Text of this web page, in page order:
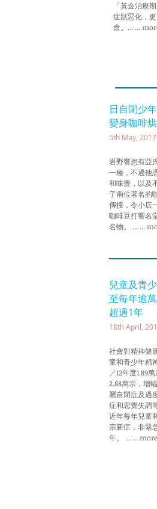
「黃金治療
症狀惡化，
會。... ...
7歲
日自閉少
變身咖啡
5th May,
岩野響患有亞
一種，不過他
和味覺，以及
了兩位著名的
傳授，令小店
咖啡豆打響名
名物。 ... ...
日自閉
兒童及青
至每年逾
超過1年
18th April,
社會對精神健
童和青少年精
／12年度1.89
2.88萬宗，增
屬自閉症及過
症和思覺失調
近年每年兒童
宗新症，非緊
年。 ... ... more